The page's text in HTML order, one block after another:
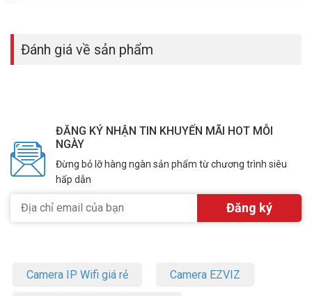
Đánh giá về sản phẩm
ĐĂNG KÝ NHẬN TIN KHUYẾN MÃI HOT MỖI
NGÀY
Đừng bỏ lỡ hàng ngàn sản phẩm từ chương trình siêu
hấp dẫn
Camera IP Wifi giá rẻ Camera EZVIZ